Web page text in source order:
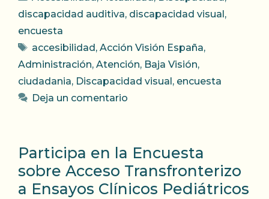
discapacidad auditiva, discapacidad visual ,
encuesta
Etiquetas
accesibilidad , Acción Visión España,
Administración, Atención, Baja Visión,
ciudadania, Discapacidad visual , encuesta
Deja un comentario
Participa en la Encuesta
sobre Acceso Transfronterizo
a Ensayos Clínicos Pediátricos